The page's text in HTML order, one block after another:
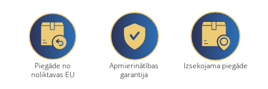
Piegāde no
noliktavas EU
Apmierinātības
garantija
Izsekojama piegāde